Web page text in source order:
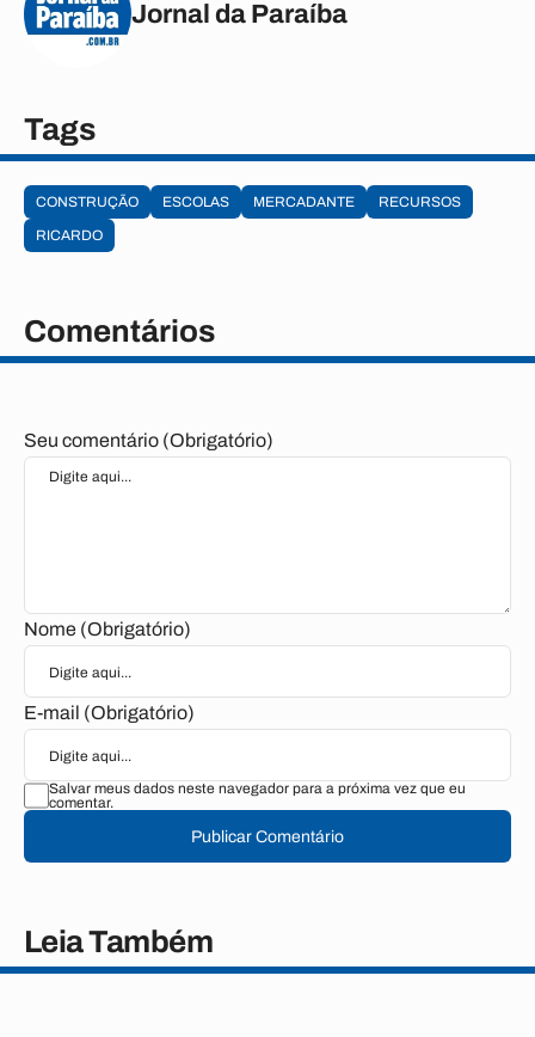
Jornal da Paraíba
Tags
CONSTRUÇÃO ESCOLAS MERCADANTE
RECURSOS
RICARDO
Comentários
Seu comentário (Obrigatório)
Nome (Obrigatório)
E-mail (Obrigatório)
Salvar meus dados neste navegador para a próxima vez que eu
comentar.
Publicar Comentário
Leia Também